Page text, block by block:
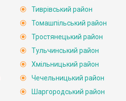
Тиврівський район
Томашпільський район
Тростянецький район
Тульчинський район
Хмільницький район
Чечельницький район
Шаргородський район